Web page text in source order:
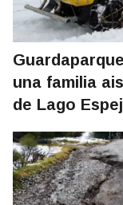
una familia
de Lago